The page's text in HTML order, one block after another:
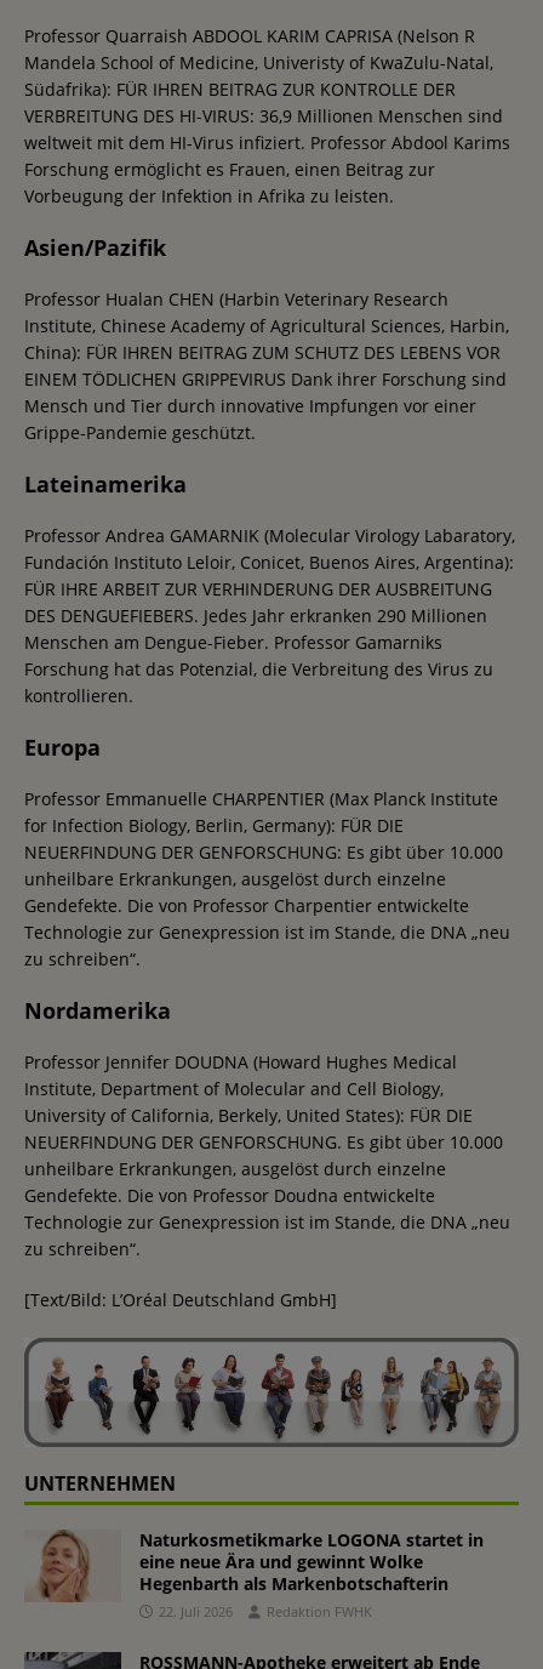
Professor Quarraish ABDOOL KARIM CAPRISA (Nelson R
Mandela School of Medicine, Univeristy of KwaZulu-Natal,
Südafrika): FÜR IHREN BEITRAG ZUR KONTROLLE DER
VERBREITUNG DES HI-VIRUS: 36,9 Millionen Menschen sind
weltweit mit dem HI-Virus infiziert. Professor Abdool Karims
Forschung ermöglicht es Frauen, einen Beitrag zur
Vorbeugung der Infektion in Afrika zu leisten.
Asien/Pazifik
Professor Hualan CHEN (Harbin Veterinary Research
Institute, Chinese Academy of Agricultural Sciences, Harbin,
China): FÜR IHREN BEITRAG ZUM SCHUTZ DES LEBENS VOR
EINEM TÖDLICHEN GRIPPEVIRUS Dank ihrer Forschung sind
Mensch und Tier durch innovative Impfungen vor einer
Grippe-Pandemie geschützt.
Lateinamerika
Professor Andrea GAMARNIK (Molecular Virology Labaratory,
Fundación Instituto Leloir, Conicet, Buenos Aires, Argentina):
FÜR IHRE ARBEIT ZUR VERHINDERUNG DER AUSBREITUNG
DES DENGUEFIEBERS. Jedes Jahr erkranken 290 Millionen
Menschen am Dengue-Fieber. Professor Gamarniks
Forschung hat das Potenzial, die Verbreitung des Virus zu
kontrollieren.
Europa
Professor Emmanuelle CHARPENTIER (Max Planck Institute
for Infection Biology, Berlin, Germany): FÜR DIE
NEUERFINDUNG DER GENFORSCHUNG: Es gibt über 10.000
unheilbare Erkrankungen, ausgelöst durch einzelne
Gendefekte. Die von Professor Charpentier entwickelte
Technologie zur Genexpression ist im Stande, die DNA „neu
zu schreiben“.
Nordamerika
Professor Jennifer DOUDNA (Howard Hughes Medical
Institute, Department of Molecular and Cell Biology,
University of California, Berkely, United States): FÜR DIE
NEUERFINDUNG DER GENFORSCHUNG. Es gibt über 10.000
unheilbare Erkrankungen, ausgelöst durch einzelne
Gendefekte. Die von Professor Doudna entwickelte
Technologie zur Genexpression ist im Stande, die DNA „neu
zu schreiben“.
[Text/Bild: L’Oréal Deutschland GmbH]
UNTERNEHMEN
Naturkosmetikmarke LOGONA startet in
eine neue Ära und gewinnt Wolke
Hegenbarth als Markenbotschafterin
22. Juli 2026 Redaktion FWHK
ROSSMANN-Apotheke erweitert ab Ende